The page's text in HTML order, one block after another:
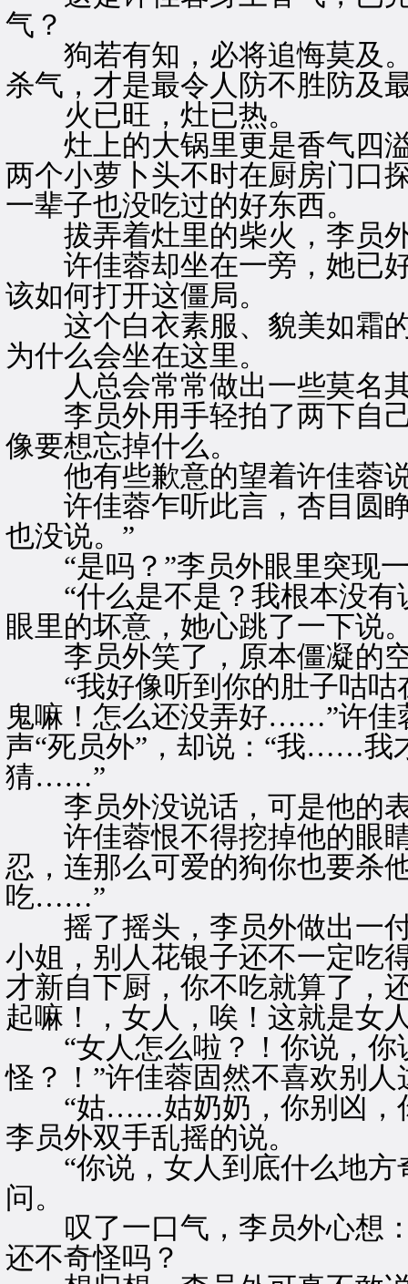
气？
狗若有知，必将追悔莫及。
杀气，才是最令人防不胜防及
火已旺，灶已热。
灶上的大锅里更是香气四溢
两个小萝卜头不时在厨房门口
一辈子也没吃过的好东西。
拔弄着灶里的柴火，李员外
许佳蓉却坐在一旁，她已好
该如何打开这僵局。
这个白衣素服、貌美如霜的
为什么会坐在这里。
人总会常常做出一些莫名其
李员外用手轻拍了两下自己
像要想忘掉什么。
他有些歉意的望着许佳蓉说
许佳蓉乍听此言，杏目圆睁
也没说。”
“是吗？”李员外眼里突现
“什么是不是？我根本没有
眼里的坏意，她心跳了一下说
李员外笑了，原本僵凝的
“我好像听到你的肚子咕咕
鬼嘛！怎么还没弄好……”许佳
声“死员外”，却说：“我……
猜……”
李员外没说话，可是他的表
许佳蓉恨不得挖掉他的眼睛
忍，连那么可爱的狗你也要
吃……”
摇了摇头，李员外做出一付
小姐，别人花银子还不一定吃
才新自下厨，你不吃就算了
起嘛！，女人，唉！这就是
“女人怎么啦？！你说，你
怪？！”许佳蓉固然不喜欢别
“姑……姑奶奶，你别凶，你
李员外双手乱摇的说。
“你说，女人到底什么地方
问。
叹了一口气，李员外心想：
还不奇怪吗？